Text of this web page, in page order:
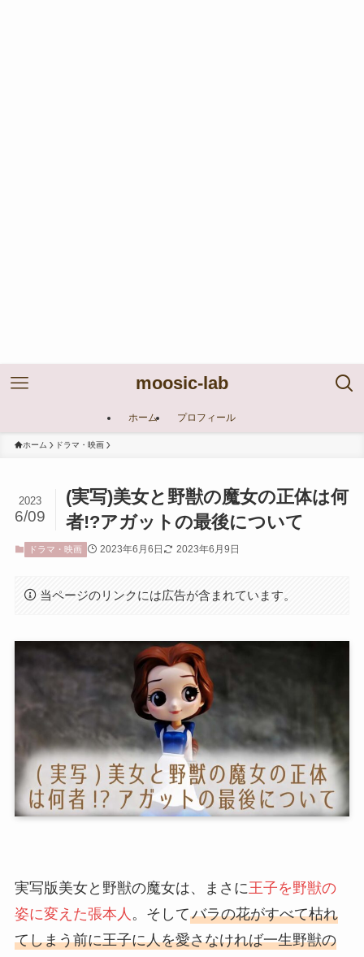
moosic-lab
ホーム プロフィール
ホーム ドラマ・映画
(実写)美女と野獣の魔女の正体は何
者!?アガットの最後について
2023
6/09
ドラマ・映画 2023年6月6日 2023年6月9日
当ページのリンクには広告が含まれています。
実写版美女と野獣の魔女は、まさに王子を野獣の
姿に変えた張本人 。そしてバラの花がすべて枯れ
てしまう前に王子に人を愛さなければ一生野獣の